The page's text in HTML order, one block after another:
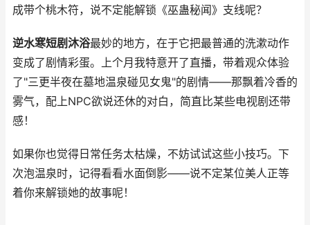
成带个桃木符，说不定能解锁《巫蛊秘闻》支线呢？
逆水寒短剧沐浴最妙的地方，在于它把最普通的洗漱动作
变成了剧情彩蛋。上个月我特意开了直播，带着观众体验
了"三更半夜在墓地温泉碰见女鬼"的剧情——那飘着冷香的
雾气，配上NPC欲说还休的对白，简直比某些电视剧还带
感！
如果你也觉得日常任务太枯燥，不妨试试这些小技巧。下
次泡温泉时，记得看看水面倒影——说不定某位美人正等
着你来解锁她的故事呢！